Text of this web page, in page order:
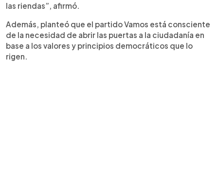
las riendas”, afirmó.
Además, planteó que el partido Vamos está consciente
de la necesidad de abrir las puertas a la ciudadanía en
base a los valores y principios democráticos que lo
rigen.